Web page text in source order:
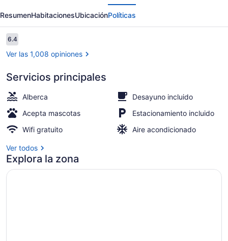
by
Wyndham
Prince
Albert
ResumenHabitacionesUbicaciónPolíticas
Opiniones
6.46.4 de 10,
Ver las 1,008 opiniones
Servicios principales
Alberca
Desayuno incluido
Acepta mascotas
Estacionamiento incluido
Wifi gratuito
Aire acondicionado
Ver todos
Explora la zona